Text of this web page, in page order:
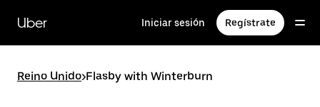
contenido
principal
Uber Iniciar sesión Regístrate
Reino Unido>Flasby with Winterburn